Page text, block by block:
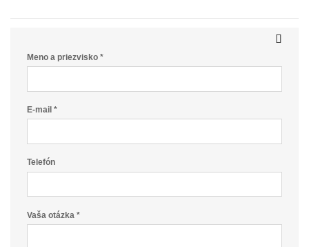
Meno a priezvisko *
E-mail *
Telefón
Vaša otázka *